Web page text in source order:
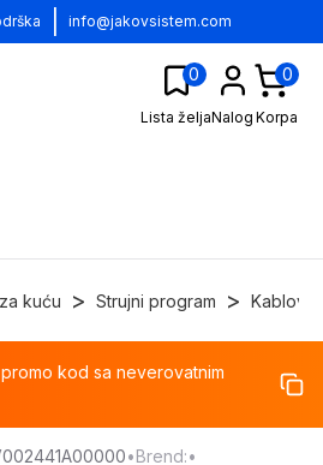
info@jakovsistem.com
0
Lista željaNalog
0
Korpa
kuću > Strujni program > Kablovi
%
kod sa neverovatnim
•Brend:•